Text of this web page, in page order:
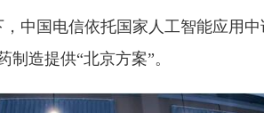
中国电信依托国家人工智能应用
造提供“北京方案”。